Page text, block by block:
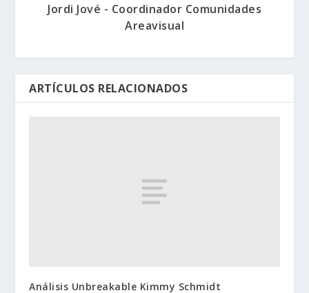
Jordi Jové - Coordinador Comunidades
Areavisual
ARTÍCULOS RELACIONADOS
Análisis Unbreakable Kimmy Schmidt